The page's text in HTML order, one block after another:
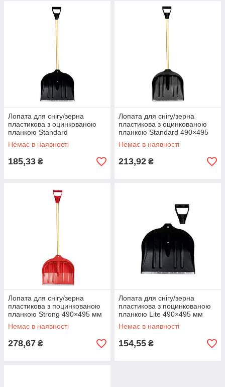
Лопата для снігу/зерна
пластикова з оцинкованою
планкою Standard
395×395мм з дерев'яним
держаком (чорна) riven
Немає в наявності
185,33 ₴
Лопата для снігу/зерна
пластикова з оцинкованою
планкою Standard 490×495
мм з дерев'яним держаком
(чорна) riven
Немає в наявності
213,92 ₴
Лопата для снігу/зерна
пластикова з поцинкованою
планкою Strong 490×495 мм
з дерев'яним держаком
(кольорова) riven
Немає в наявності
278,67 ₴
Лопата для снігу/зерна
пластикова з поцинкованою
планкою Lite 490×495 мм
(чорна) GRAD (5049655)
riven
Немає в наявності
154,55 ₴